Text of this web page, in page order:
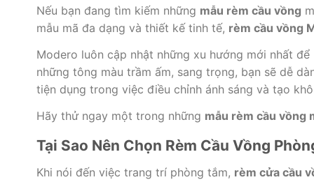
Nếu bạn đang tìm kiếm những mẫu rèm cầu vồng
mẫu mã đa dạng và thiết kế tinh tế, rèm cầu vồng
Modero luôn cập nhật những xu hướng mới nhất
những tông màu trầm ấm, sang trọng, bạn sẽ dễ
tiện dụng trong việc điều chỉnh ánh sáng và tạo
Hãy thử ngay một trong những mẫu rèm cầu vồng
Tại Sao Nên Chọn Rèm Cầu Vồng
Khi nói đến việc trang trí phòng tắm, rèm cửa cầu